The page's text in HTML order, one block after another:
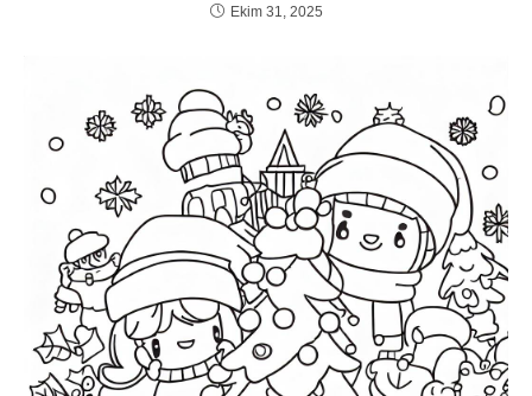
Ekim 31, 2025